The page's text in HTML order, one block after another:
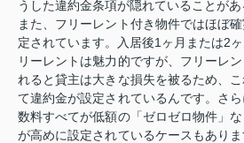
うした違約金条項が隠れていることがあ
また、フリーレント付き物件ではほぼ
定されています。入居後1ヶ月または2
リーレントは魅力的ですが、フリーレ
れると貸主は大きな損失を被るため、
て違約金が設定されているんです。さ
数料すべてが低額の「ゼロゼロ物件」
が高めに設定されているケースもあり